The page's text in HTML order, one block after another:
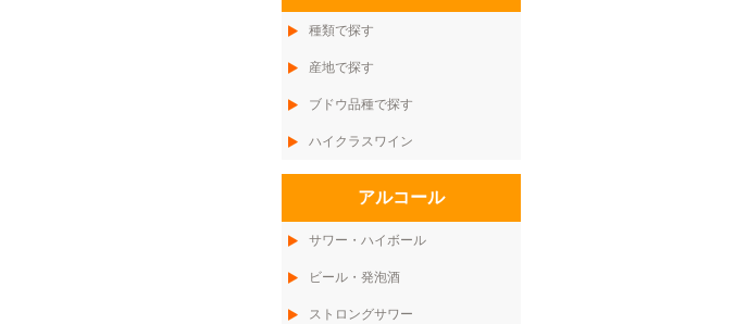
種類で探す
産地で探す
ブドウ品種で探す
ハイクラスワイン
アルコール
サワー・ハイボール
ビール・発泡酒
ストロングサワー